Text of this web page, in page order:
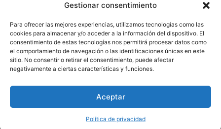
Gestionar consentimiento
Para ofrecer las mejores experiencias, utilizamos tecnologías como las
cookies para almacenar y/o acceder a la información del dispositivo. El
consentimiento de estas tecnologías nos permitirá procesar datos como
el comportamiento de navegación o las identificaciones únicas en este
sitio. No consentir o retirar el consentimiento, puede afectar
negativamente a ciertas características y funciones.
Aceptar
Política de privacidad
Acerca de Contacto Buy me a beer